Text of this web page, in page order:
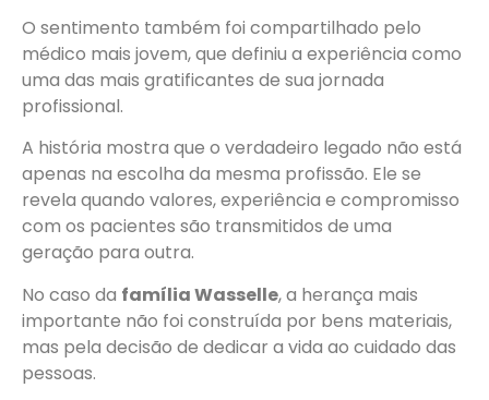
O sentimento também foi compartilhado pelo
médico mais jovem, que definiu a experiência como
uma das mais gratificantes de sua jornada
profissional.
A história mostra que o verdadeiro legado não está
apenas na escolha da mesma profissão. Ele se
revela quando valores, experiência e compromisso
com os pacientes são transmitidos de uma
geração para outra.
No caso da família Wasselle, a herança mais
importante não foi construída por bens materiais,
mas pela decisão de dedicar a vida ao cuidado das
pessoas.